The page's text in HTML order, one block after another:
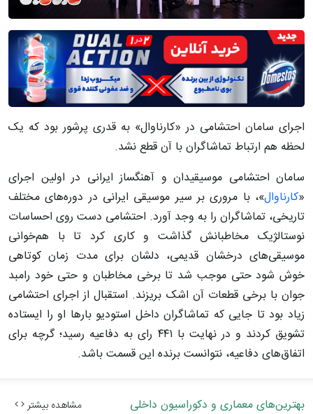
اجرای سامان احتشامی در «کارناوال» به قدری پرشور بود که یک
لحظه هم ارتباط تماشاگران با آن قطع نشد.
سامان احتشامی موسیقیدان و آهنگساز ایرانی در اولین اجرای
«کارناوال»، با مروری بر سیر موسیقی ایرانی در دوره‌های مختلف
تاریخی، تماشاگران را به وجد آورد. احتشامی دست روی احساسات
نوستالژیک مخاطبانش گذاشت و کاری کرد تا با هم‌خوانی
موسیقی‌های درخشان قدیمی، دلشان برای مدت زمان کوتاهی
خوش شود حتی موجب شد تا برخی مخاطبان و حتی خود رامبد
جوان با برخی قطعات آن اشک بریزند. استقبال از اجرای احتشامی
زیاد بود تا جایی که تماشاگران داخل استودیو بارها او را ایستاده
تشویق کردند و در نهایت با ۴۴۱ رای به دفاعیه رسید؛ گرچه برای
اتفاق‌های دفاعیه، نتوانست برنده این قسمت باشد.
بهترین‌های معماری و دکوراسیون داخلی مشاهده بیشتر